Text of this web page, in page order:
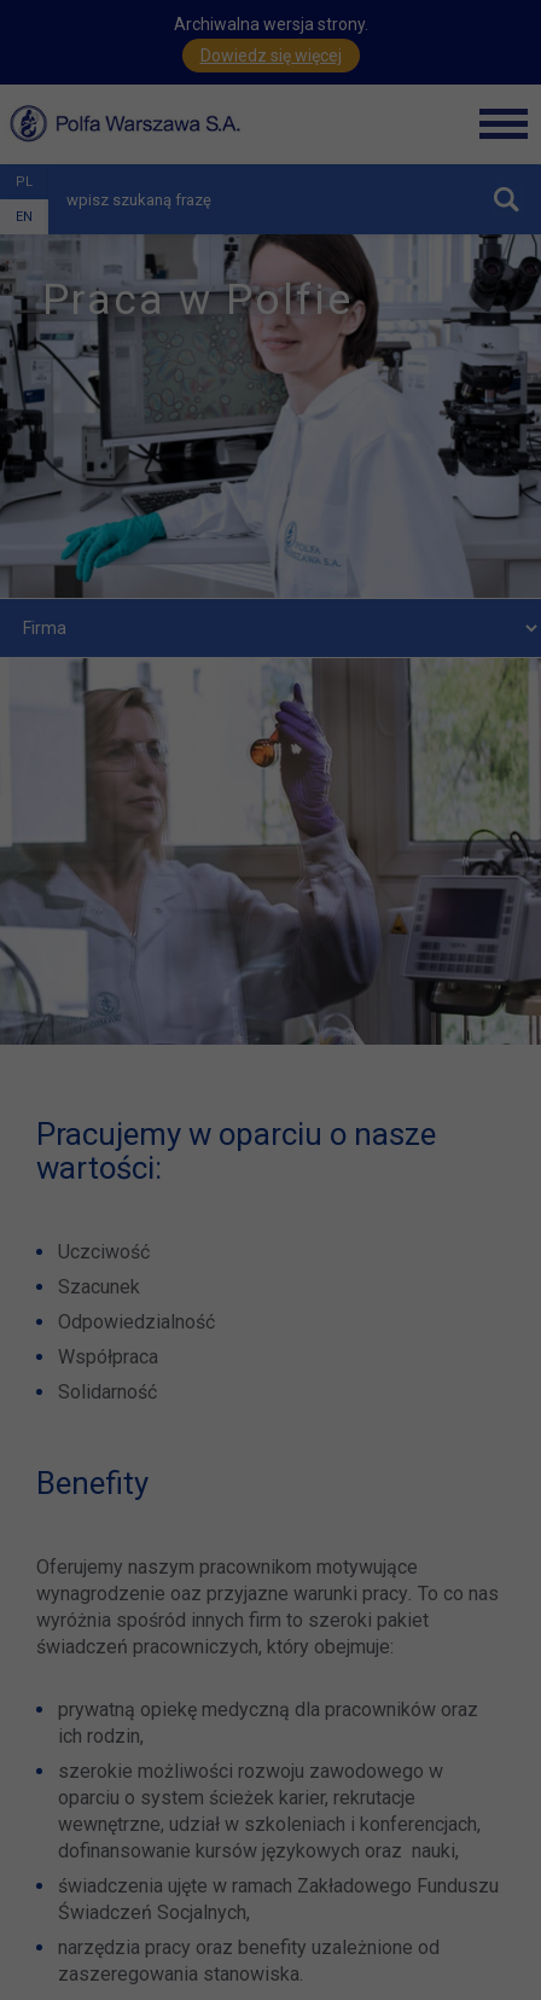
Archiwalna wersja strony.
Dowiedz się więcej
PL
EN
zwiń
Praca w Polfie
Pracujemy w oparciu o nasze
wartości:
Uczciwość
Szacunek
Odpowiedzialność
Współpraca
Solidarność
Benefity
Oferujemy naszym pracownikom motywujące
wynagrodzenie oaz przyjazne warunki pracy. To co nas
wyróżnia spośród innych firm to szeroki pakiet
świadczeń pracowniczych, który obejmuje:
prywatną opiekę medyczną dla pracowników oraz
ich rodzin,
szerokie możliwości rozwoju zawodowego w
oparciu o system ścieżek karier, rekrutacje
wewnętrzne, udział w szkoleniach i konferencjach,
dofinansowanie kursów językowych oraz nauki,
świadczenia ujęte w ramach Zakładowego Funduszu
Świadczeń Socjalnych,
narzędzia pracy oraz benefity uzależnione od
zaszeregowania stanowiska.